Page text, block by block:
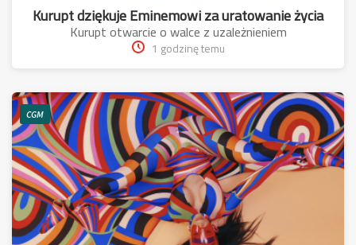
Kurupt dziękuje Eminemowi za uratowanie życia
Kurupt otwarcie o walce z uzależnieniem
1 godzinę temu
CGM